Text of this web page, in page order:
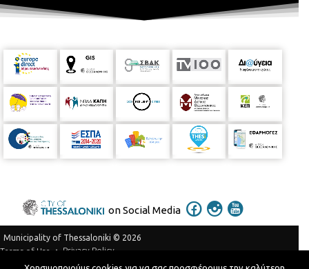
on Social Media
Municipality of Thessaloniki © 2026
Terms of Use
Privacy Policy